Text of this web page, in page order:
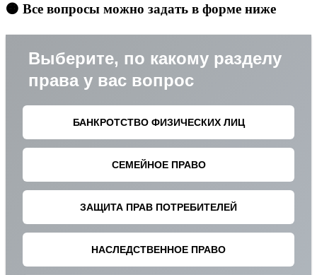
🟠 Все вопросы можно задать в форме ниже